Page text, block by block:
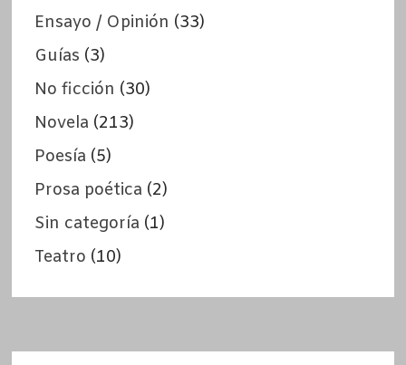
Ensayo / Opinión (33)
Guías (3)
No ficción (30)
Novela (213)
Poesía (5)
Prosa poética (2)
Sin categoría (1)
Teatro (10)